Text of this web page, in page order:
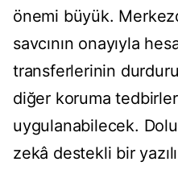
önemi büyük.
savcının onayıyla
transferlerinin
diğer koruma
uygulanabilecek.
zekâ destekli bir